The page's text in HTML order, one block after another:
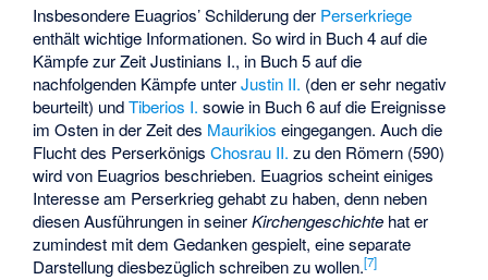
Insbesondere Euagrios’ Schilderung der Perserkriege
enthält wichtige Informationen. So wird in Buch 4 auf die
Kämpfe zur Zeit Justinians I., in Buch 5 auf die
nachfolgenden Kämpfe unterJustin II. (den er sehr negativ
beurteilt) undTiberios I. sowie in Buch 6 auf die Ereignisse
im Osten in der Zeit des Maurikios eingegangen. Auch die
Flucht des PerserkönigsChosrau II. zu den Römern (590)
wird von Euagrios beschrieben. Euagrios scheint einiges
Interesse am Perserkrieg gehabt zu haben, denn neben
diesen Ausführungen in seinerKirchengeschichte hat er
zumindest mit dem Gedanken gespielt, eine separate
Darstellung diesbezüglich schreiben zu wollen.[7]